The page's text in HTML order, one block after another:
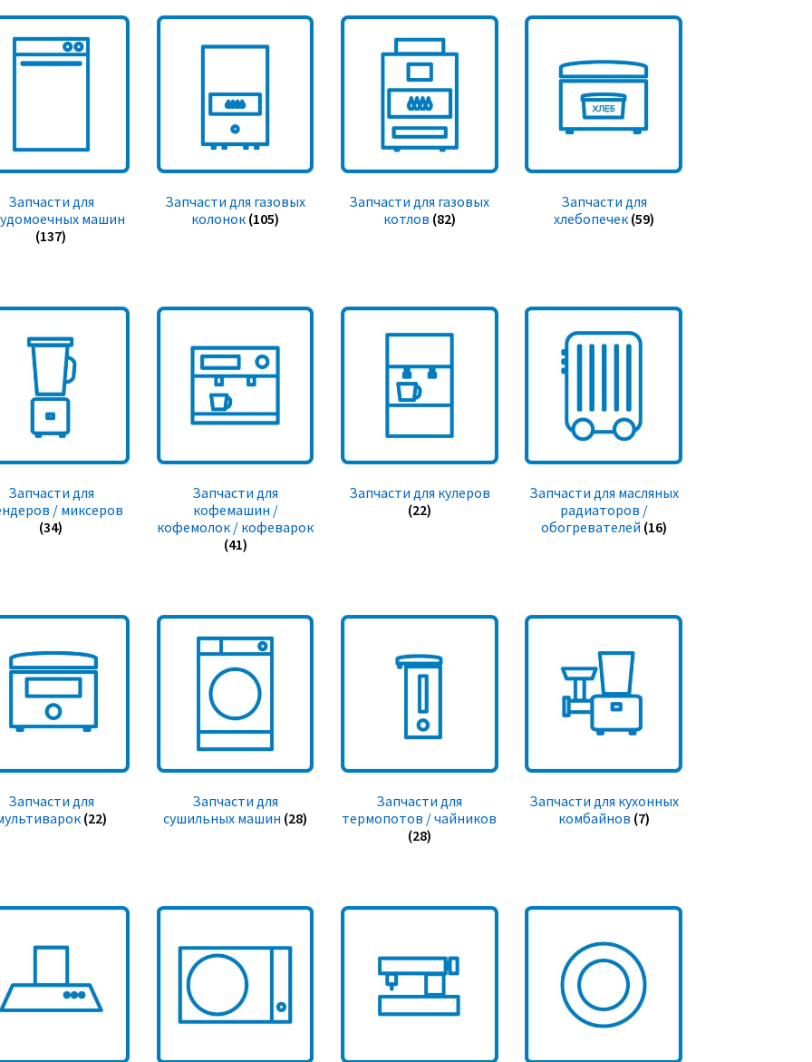
Запчасти для
машин
(137)
Запчасти для газовых
колонок (105)
Запчасти для газовых
котлов (82)
Запчасти для
хлебопечек (59)
Запчасти для
/ миксеров
(34)
Запчасти для
кофемашин /
кофемолок / кофеварок
(41)
Запчасти для кулеров
(22)
Запчасти для масляных
радиаторов /
обогревателей (16)
Запчасти для
(22)
Запчасти для
сушильных машин (28)
Запчасти для
термопотов / чайников
(28)
Запчасти для кухонных
комбайнов (7)